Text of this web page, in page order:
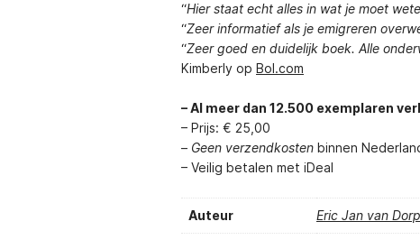
“Hier staat echt alles in wat je moet
“Zeer informatief als je emigreren
“Zeer goed en duidelijk boek. Alle
Kimberly op Bol.com
– Al meer dan 12.500 exemplaren
– Prijs: € 25,00
– Geen verzendkosten binnen
– Veilig betalen met iDeal
Auteur Eric Jan van